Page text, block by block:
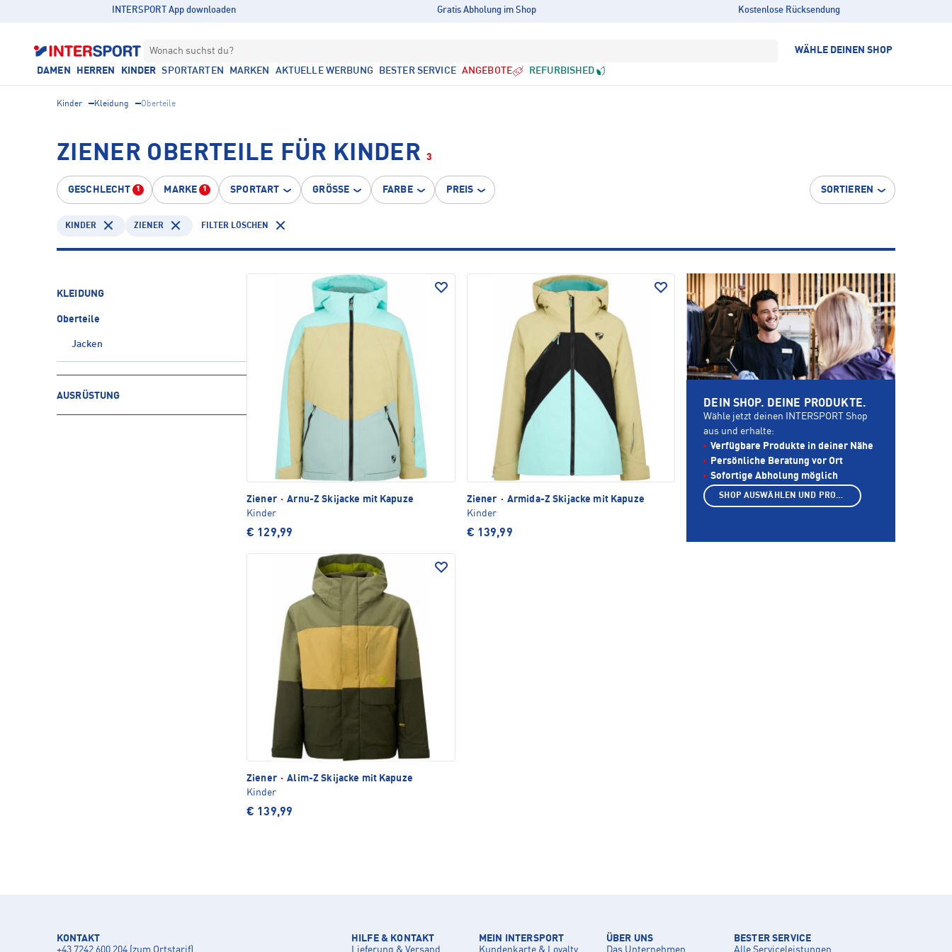
INTERSPORT App downloaden Gratis Abholung im Shop Kostenlose Rücksendung
Wonach suchst du? WÄHLE DEINEN SHOP
DAMEN HERREN KINDER SPORTARTEN MARKEN AKTUELLE WERBUNG BESTER SERVICE ANGEBOTE REFURBISHED
Kinder Kleidung Oberteile
ZIENER OBERTEILE FÜR KINDER 3
GESCHLECHT 1 MARKE 1 SPORTART GRÖSSE FARBE PREIS SORTIEREN
KINDER ZIENER FILTER LÖSCHEN
KLEIDUNG
Oberteile
Jacken
AUSRÜSTUNG
Ziener · Arnu-Z Skijacke mit Kapuze
Kinder
€ 129,99
Ziener · Armida-Z Skijacke mit Kapuze
Kinder
€ 139,99
Ziener · Alim-Z Skijacke mit Kapuze
Kinder
€ 139,99
DEIN SHOP. DEINE PRODUKTE.
Wähle jetzt deinen INTERSPORT Shop
aus und erhalte:
Verfügbare Produkte in deiner Nähe
Persönliche Beratung vor Ort
Sofortige Abholung möglich
SHOP AUSWÄHLEN UND PRODUKTE ANZEIGEN
KONTAKT
HILFE & KONTAKT
MEIN INTERSPORT
ÜBER UNS
BESTER SERVICE